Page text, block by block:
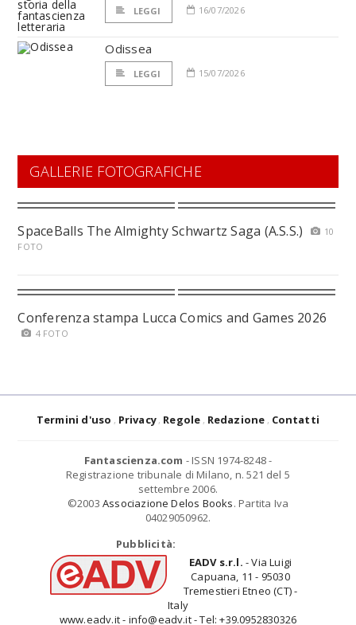
LEGGI 16/07/2026
Odissea
LEGGI 15/07/2026
GALLERIE FOTOGRAFICHE
SpaceBalls The Almighty Schwartz Saga (A.S.S.)
10
FOTO
Conferenza stampa Lucca Comics and Games 2026
4 FOTO
Termini d'uso Privacy Regole Redazione Contatti
Fantascienza.com - ISSN 1974-8248 -
Registrazione tribunale di Milano, n. 521 del 5
settembre 2006.
©2003 Associazione Delos Books. Partita Iva
04029050962.
Pubblicità:
EADV s.r.l. - Via Luigi
Capuana, 11 - 95030
Tremestieri Etneo (CT) -
Italy
www.eadv.it - info@eadv.it - Tel: +39.0952830326